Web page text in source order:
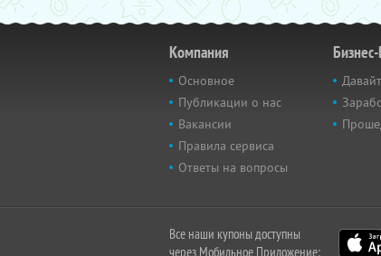
Компания
Основное
Публикации о нас
Вакансии
Правила сервиса
Ответы на вопросы
Все наши купоны доступны
через Мобильное Приложение: